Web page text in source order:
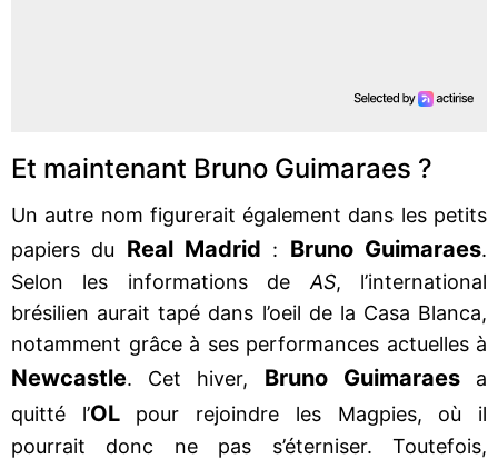
Et maintenant Bruno Guimaraes ?
Un autre nom figurerait également dans les petits
papiers du Real Madrid : Bruno Guimaraes.
Selon les informations de AS, l’international
brésilien aurait tapé dans l’oeil de la Casa Blanca,
notamment grâce à ses performances actuelles à
Newcastle. Cet hiver, Bruno Guimaraesa
quitté l’OLpour rejoindre les Magpies, où il
pourrait donc ne pas s’éterniser. Toutefois,